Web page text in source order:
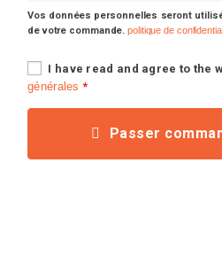
Vos données personnelles seront
de votre commande.politique de
I have read and agree to the
générales *
Passer